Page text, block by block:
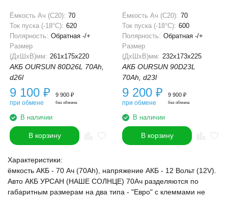
Ёмкость Ач (С20): 70
Ток пуска (-18°С): 620
Полярность: Обратная -/+
Размер
(ДхШхВ)мм: 261x175x220
АКБ OURSUN 80D26L 70Ah,
d26l
9 100 ₽
при обмене
9 900 ₽
без обмена
В наличии
В корзину
Ёмкость Ач (С20): 70
Ток пуска (-18°С): 600
Полярность: Обратная -/+
Размер
(ДхШхВ)мм: 232x173x225
АКБ OURSUN 90D23L
70Ah, d23l
9 200 ₽
при обмене
9 900 ₽
без обмена
В наличии
В корзину
Характеристики:
ёмкость АКБ - 70 Ач (70Ah), напряжение АКБ - 12 Вольт (12V).
Авто АКБ УРСАН (НАШЕ СОЛНЦЕ) 70Ач разделяются по
габаритным размерам на два типа - "Евро" с клеммами не